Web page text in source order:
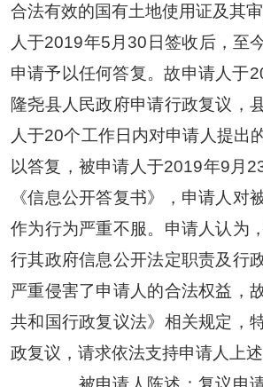
合法有效的国有土地使用证及其
人于2019年5月30日签收后，至
申请予以任何答复。故申请人于
隆尧县人民政府申请行政复议，
人于20个工作日内对申请人提出
以答复，被申请人于2019年9月
《信息公开答复书》，申请人对
作为行为严重不服。申请人认为
行其政府信息公开法定职责及行
严重侵害了申请人的合法权益，
共和国行政复议法》相关规定，
政复议，请求依法支持申请人上述